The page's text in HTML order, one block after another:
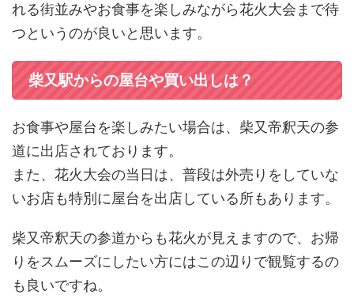
れる街並みやお食事を楽しみながら花火大会まで待
つというのが良いと思います。
柴又駅からの屋台や買い出しは？
お食事や屋台を楽しみたい場合は、柴又帝釈天の参
道に出店されております。
また、花火大会の当日は、普段は外売りをしていな
いお店も特別に屋台を出店している所もあります。
柴又帝釈天の参道からも花火が見えますので、お帰
りをスムーズにしたい方にはこの辺りで観覧するの
も良いですね。